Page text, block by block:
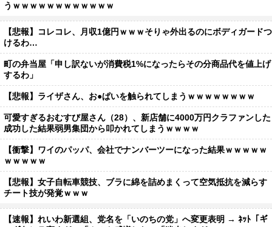
うｗｗｗｗｗｗｗｗｗｗｗｗ
【悲報】コレコレ、月収1億円ｗｗｗそりゃ外出るのにボディガードつ
けるわ…
町の弁当屋「申し訳ないが消費税1%になったらその分商品代を値上げ
するわ」
【悲報】ライザさん、お●ぱいを触られてしまうｗｗｗｗｗｗｗｗ
可愛すぎるおむすび屋さん（28）、新店舗に4000万円クラファンした
成功した結果弱男集団から叩かれてしまうｗｗｗｗ
【衝撃】ワイのパッパ、会社でナンバーツーになった結果ｗｗｗｗｗ
ｗｗｗｗｗ
【悲報】女子自転車競技、ブラに綿を詰めまくって空気抵抗を減らす
チート技が発覚ｗｗｗ
【速報】れいわ新選組、党名を「いのちの党」へ変更表明 → ﾈｯﾄ「ギ